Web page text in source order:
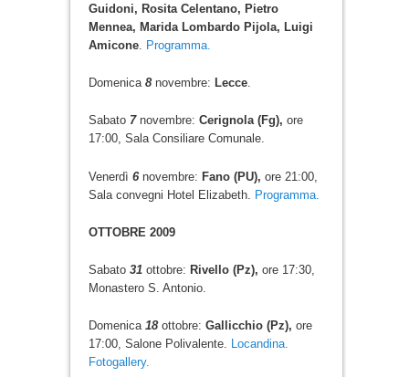
Guidoni, Rosita Celentano, Pietro
Mennea, Marida Lombardo Pijola, Luigi
Amicone. Programma.
Domenica 8novembre: Lecce.
Sabato 7novembre: Cerignola (Fg), ore
17:00, Sala Consiliare Comunale.
Venerdì 6 novembre: Fano (PU), ore 21:00,
Sala convegni Hotel Elizabeth. Programma.
OTTOBRE 2009
Sabato 31ottobre: Rivello (Pz), ore 17:30,
Monastero S. Antonio.
Domenica 18ottobre: Gallicchio (Pz), ore
17:00, Salone Polivalente.
Locandina.
Fotogallery.